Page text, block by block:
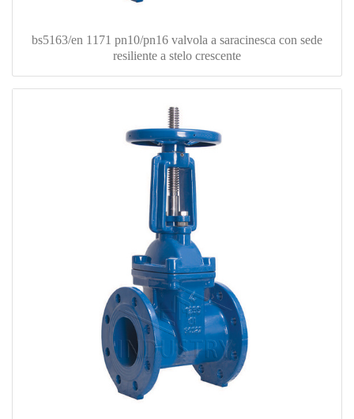
bs5163/en 1171 pn10/pn16 valvola a saracinesca con sede
resiliente a stelo crescente